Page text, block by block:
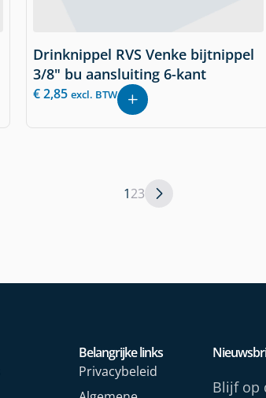
Drinknippel RVS Venke bijtnippel
3/8" bu aansluiting 6-kant
€2,85 excl. BTW
123
Belangrijke links
Privacybeleid
Blijf op